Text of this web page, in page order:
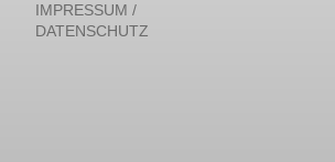
IMPRESSUM /
DATENSCHUTZ